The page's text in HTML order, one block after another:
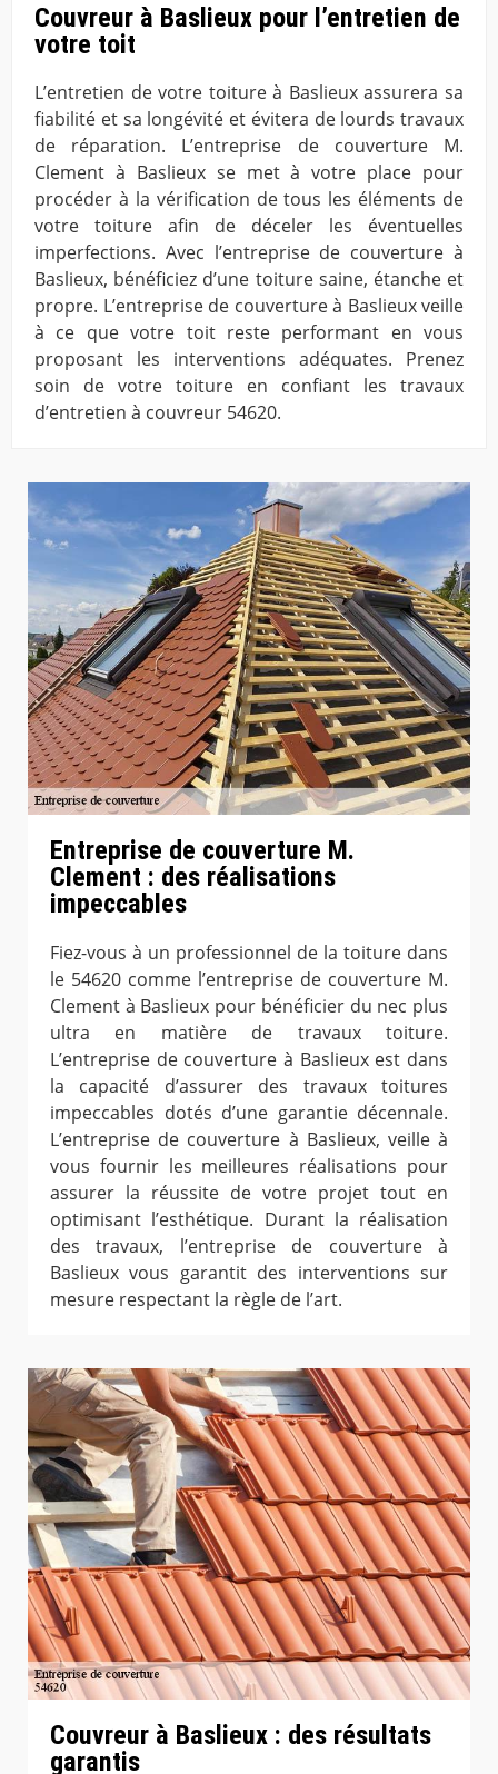
Couvreur à Baslieux pour l’entretien de
votre toit
L’entretien de votre toiture à Baslieux assurera sa
fiabilité et sa longévité et évitera de lourds travaux
de réparation. L’entreprise de couverture M.
Clement à Baslieux se met à votre place pour
procéder à la vérification de tous les éléments de
votre toiture afin de déceler les éventuelles
imperfections. Avec l’entreprise de couverture à
Baslieux, bénéficiez d’une toiture saine, étanche et
propre. L’entreprise de couverture à Baslieux veille
à ce que votre toit reste performant en vous
proposant les interventions adéquates. Prenez
soin de votre toiture en confiant les travaux
d’entretien à couvreur 54620.
Entreprise de couverture M.
Clement : des réalisations
impeccables
Fiez-vous à un professionnel de la toiture dans
le 54620 comme l’entreprise de couverture M.
Clement à Baslieux pour bénéficier du nec plus
ultra en matière de travaux toiture.
L’entreprise de couverture à Baslieux est dans
la capacité d’assurer des travaux toitures
impeccables dotés d’une garantie décennale.
L’entreprise de couverture à Baslieux, veille à
vous fournir les meilleures réalisations pour
assurer la réussite de votre projet tout en
optimisant l’esthétique. Durant la réalisation
des travaux, l’entreprise de couverture à
Baslieux vous garantit des interventions sur
mesure respectant la règle de l’art.
Couvreur à Baslieux : des résultats
garantis